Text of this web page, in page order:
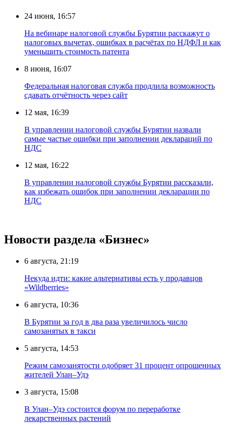
24 июня, 16:57
На вебинаре налоговой службы Бурятии расскажут о
налоговых вычетах, ошибках в расчётах по НДФЛ и как
уменьшить стоимость патента
8 июня, 16:07
Федеральная налоговая служба продлила возможность
сдавать отчётность через сайт
12 мая, 16:39
В управлении налоговой службы Бурятии назвали
самые частые ошибки при заполнении деклараций по
НДС
12 мая, 16:22
В управлении налоговой службы Бурятии рассказали,
как избежать ошибок при заполнении декларации по
НДС
Новости раздела «Бизнес»
6 августа, 21:19
Некуда идти: какие альтернативы есть у продавцов
«Wildberries»
6 августа, 10:36
В Бурятии за год в два раза увеличилось число
самозанятых в такси
5 августа, 14:53
Режим самозанятости одобряет 31 процент опрошенных
жителей Улан–Удэ
3 августа, 15:08
В Улан–Удэ состоится форум по переработке
лекарственных растений